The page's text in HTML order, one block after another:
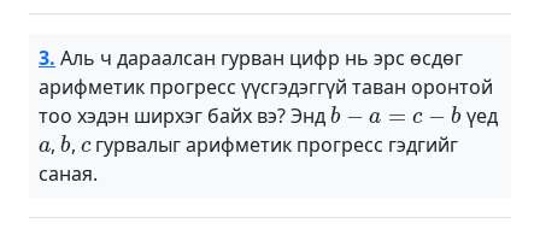
3. Аль ч дараалсан гурван цифр нь эрс өсдөг
арифметик прогресс үүсгэдэггүй таван оронтой
тоо хэдэн ширхэг байх вэ? Энд
b−a=c−b
үед
a
,
b
,
c
гурвалыг арифметик прогресс гэдгийг
саная.